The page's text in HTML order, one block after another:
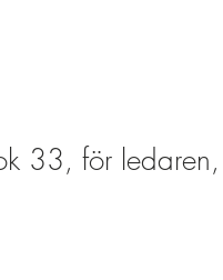
33, för ledaren,